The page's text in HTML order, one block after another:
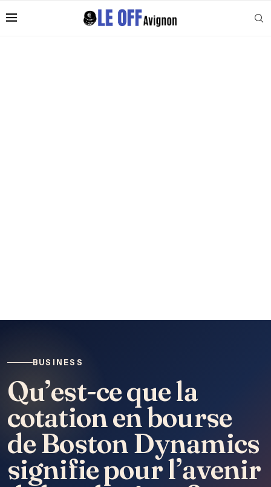
BUSINESS
Qu’est-ce que la
cotation en bourse
de Boston Dynamics
signifie pour l’avenir